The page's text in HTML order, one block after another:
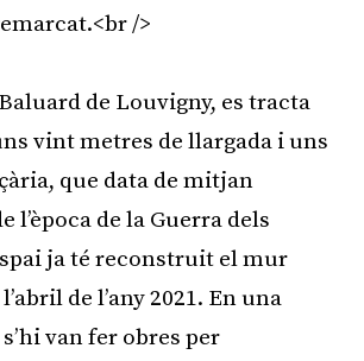
/>
de Louvigny, es tracta
vint metres de llargada i uns
que data de mitjan
l’època de la Guerra dels
ja té reconstruit el mur
de l’any 2021. En una
van fer obres per